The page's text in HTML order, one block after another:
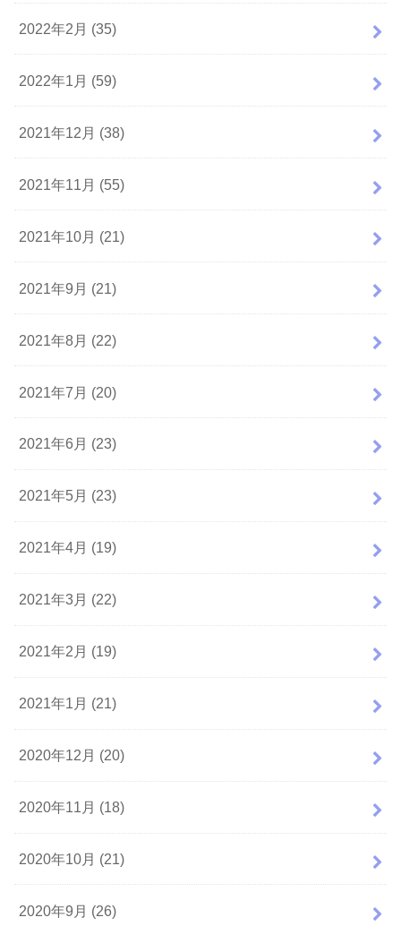
2022年2月 (35)
2022年1月 (59)
2021年12月 (38)
2021年11月 (55)
2021年10月 (21)
2021年9月 (21)
2021年8月 (22)
2021年7月 (20)
2021年6月 (23)
2021年5月 (23)
2021年4月 (19)
2021年3月 (22)
2021年2月 (19)
2021年1月 (21)
2020年12月 (20)
2020年11月 (18)
2020年10月 (21)
2020年9月 (26)